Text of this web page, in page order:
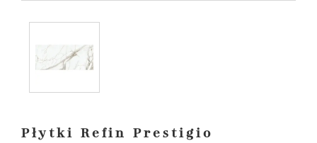
Płytki Refin Prestigio